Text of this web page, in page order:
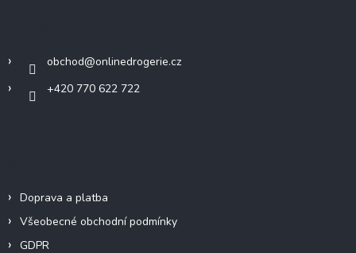
obchod@onlinedrogerie.cz
+420 770 622 722
Doprava a platba
Všeobecné obchodní podmínky
GDPR